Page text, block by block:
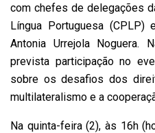
com chefes de delegações
Língua Portuguesa(CPLP)
Antonia Urrejola Noguera.
prevista participação no
sobre os desafios dos
multilateralismo e a
Na quinta-feira (2), às 16h